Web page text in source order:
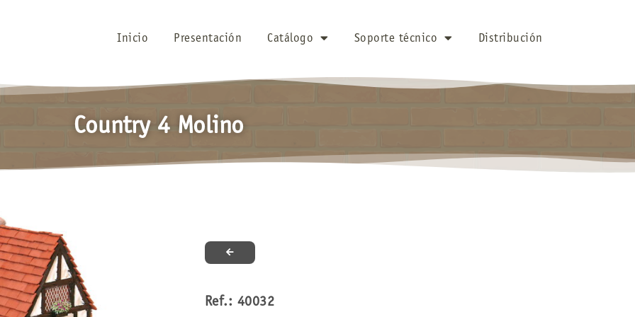
Inicio Presentación Catálogo Soporte técnico Distribución
Country 4 Molino
Ref.: 40032